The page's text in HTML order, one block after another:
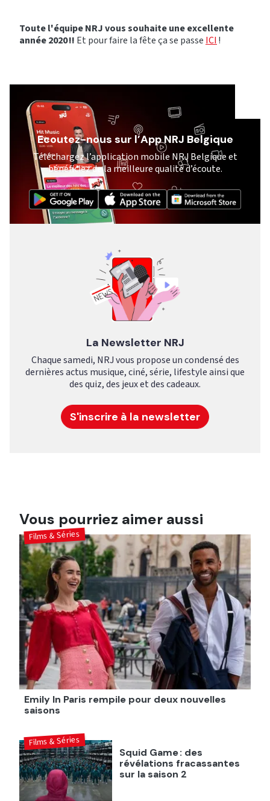
Toute l'équipe NRJ vous souhaite une excellente
année 2020 !! Et pour faire la fête ça se passe ICI !
Ecoutez-nous sur l’App NRJ Belgique
Téléchargez l’application mobile NRJ Belgique et
bénéficiez de la meilleure qualité d’écoute.
La Newsletter NRJ
Chaque samedi, NRJ vous propose un condensé des
dernières actus musique, ciné, série, lifestyle ainsi que
des quiz, des jeux et des cadeaux.
S'inscrire à la newsletter
Vous pourriez aimer aussi
Emily In Paris rempile pour deux nouvelles
saisons
Films & Séries
Squid Game : des
révélations fracassantes
sur la saison 2
Films & Séries